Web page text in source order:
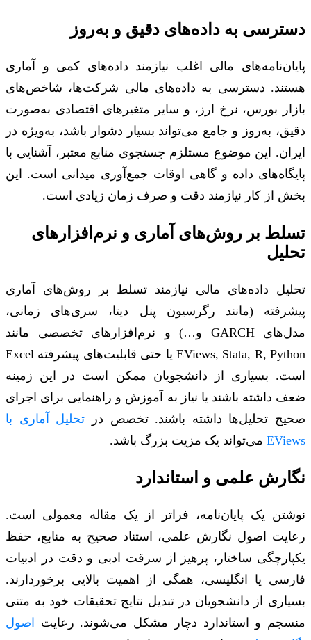
دسترسی به داده‌های دقیق و به‌روز
پایان‌نامه‌های مالی اغلب نیازمند داده‌های کمی و آماری
هستند. دسترسی به داده‌های مالی شرکت‌ها، شاخص‌های
بازار بورس، نرخ ارز، و سایر متغیرهای اقتصادی به‌صورت
دقیق، به‌روز و جامع می‌تواند بسیار دشوار باشد، به‌ویژه در
ایران. این موضوع مستلزم جستجوی منابع معتبر، آشنایی با
پایگاه‌های داده و گاهی اوقات جمع‌آوری میدانی است. این
بخش از کار نیازمند دقت و صرف زمان زیادی است.
تسلط بر روش‌های آماری و نرم‌افزارهای
تحلیل
تحلیل داده‌های مالی نیازمند تسلط بر روش‌های آماری
پیشرفته (مانند رگرسیون پنل دیتا، سری‌های زمانی،
مدل‌های GARCH و…) و نرم‌افزارهای تخصصی مانند
EViews, Stata, R, Python یا حتی قابلیت‌های پیشرفته Excel
است. بسیاری از دانشجویان ممکن است در این زمینه
ضعف داشته باشند یا نیاز به آموزش و راهنمایی برای اجرای
صحیح تحلیل‌ها داشته باشند. تخصص در تحلیل آماری با
EViews می‌تواند یک مزیت بزرگ باشد.
نگارش علمی و استاندارد
نوشتن یک پایان‌نامه، فراتر از یک مقاله معمولی است.
رعایت اصول نگارش علمی، استناد صحیح به منابع، حفظ
یکپارچگی ساختار، پرهیز از سرقت ادبی و دقت در ادبیات
فارسی یا انگلیسی، همگی از اهمیت بالایی برخوردارند.
بسیاری از دانشجویان در تبدیل نتایج تحقیقات خود به متنی
منسجم و استاندارد دچار مشکل می‌شوند. رعایت
اصول